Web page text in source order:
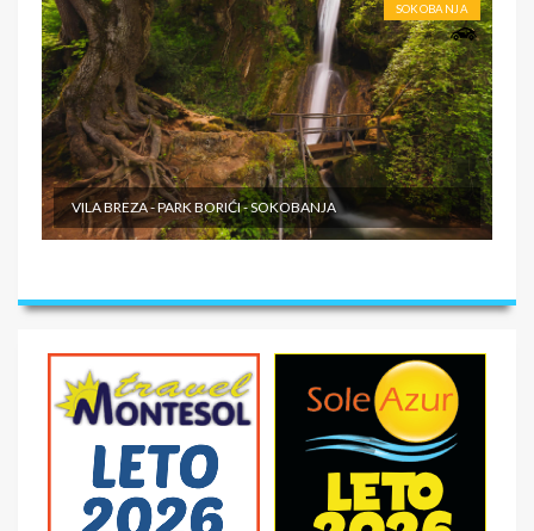
SOKOBANJA
VILA BREZA - PARK BORIĆI - SOKOBANJA